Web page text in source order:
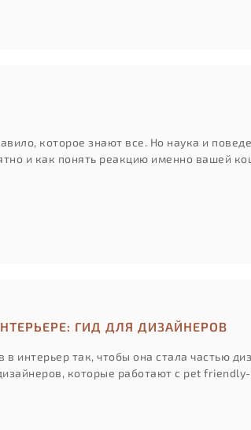
которое знают все. Но наука и
и как понять реакцию именно вашей
ГИД ДЛЯ ДИЗАЙНЕРОВ
интерьер так, чтобы она стала частью
которые работают с pet